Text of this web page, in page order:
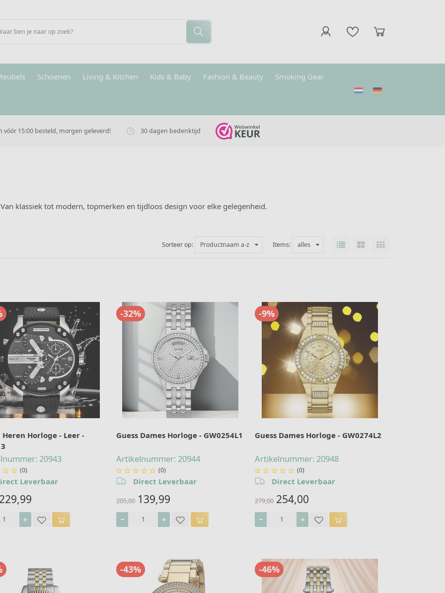
Schoenen Living & Kitchen Kids & Baby Fashion & Beauty Smoking Gear
vóór 15:00 besteld, morgen geleverd! 30 dagen bedenktijd
klassiek tot modern, topmerken en tijdloos design voor elke gelegenheid.
Sorteer op: Productnaam a-z Items: alles
Heren Horloge - Leer -
20943
  (0)
Leverbaar
-32%
Guess Dames Horloge - GW0254L1
Artikelnummer: 20944
     (0)
Direct Leverbaar
205,00 139,99
-9%
Guess Dames Horloge - GW0274L2
Artikelnummer: 20948
     (0)
Direct Leverbaar
279,00 254,00
-43% -46%